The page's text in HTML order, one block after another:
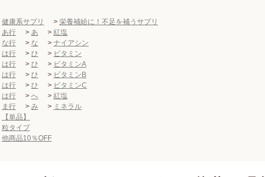
健康系サプリ > 栄養補給に！不足を補うサプリ
あ行 > あ > 紅塩
な行 > な > ナイアシン
は行 > ひ > ビタミン
は行 > ひ > ビタミンA
は行 > ひ > ビタミンB
は行 > ひ > ビタミンC
は行 > へ > 紅塩
ま行 > み > ミネラル
【単品】
粒タイプ
他商品10％OFF